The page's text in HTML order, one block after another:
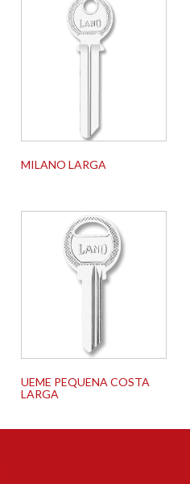
MILANO LARGA
UEME PEQUENA COSTA
LARGA